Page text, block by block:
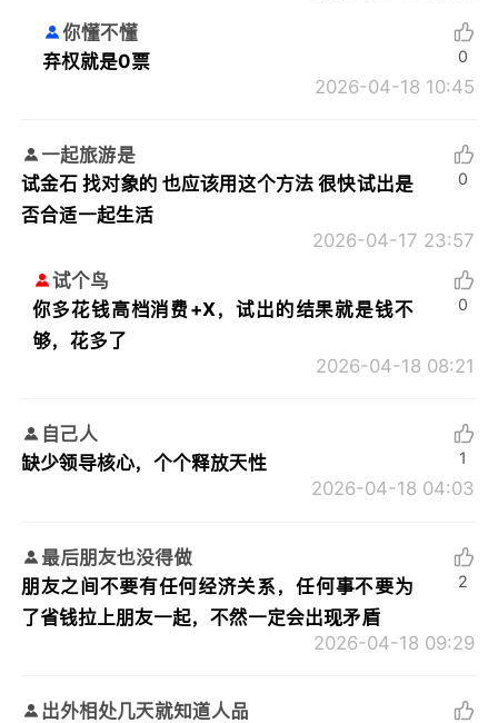
你懂不懂
弃权就是0票
2026-04-18 10:45
0
一起旅游是
试金石 找对象的 也应该用这个方法 很快试出是
否合适一起生活
2026-04-17 23:57
0
试个鸟
你多花钱高档消费+X，试出的结果就是钱不
够，花多了
2026-04-18 08:21
0
自己人
缺少领导核心，个个释放天性
2026-04-18 04:03
1
最后朋友也没得做
朋友之间不要有任何经济关系，任何事不要为
了省钱拉上朋友一起，不然一定会出现矛盾
2026-04-18 09:29
2
出外相处几天就知道人品